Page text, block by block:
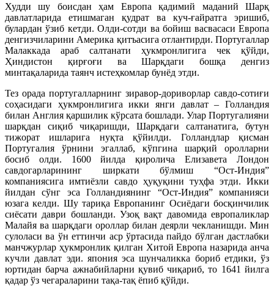
Худди шу боисдан ҳам Европа қадимий маданий Шарқ
давлатларида етишмаган қудрат ва куч-ғайратга эришиб,
булардан ўзиб кетди. Олди-сотди ва бойиш васвасаси Европа
денгизчиларини Америка қитъасига отлантирди. Португаллар
Малаккада араб салтанати ҳукмронлигига чек қўйди,
Ҳиндистон қирғоғи ва Шарқдаги бошқа денгиз
минтақаларида таянч истеҳкомлар бунёд этди.
Тез орада португалларнинг зиравор-дориворлар савдо-сотиғи
соҳасидаги ҳукмронлигига икки янги давлат – Голландия
билан Англия қаршилик кўрсата бошлади. Улар Португалияни
шарқдан сиқиб чиқаришди, Шарқдаги салтанатига, бутун
тижорат ишларига нуқта қўйилди. Голландлар қисман
Португалия ўрнини эгаллаб, кўпгина шарқий оролларни
босиб олди. 1600 йилда қиролича Елизавета Лондон
савдогарларининг ширкати бўлмиш “Ост-Индия”
компаниясига имтиёзли савдо ҳуқуқини туҳфа этди. Икки
йилдан сўнг эса Голландиянинг “Ост-Индия” компанияси
юзага келди. Шу тариқа Европанинг Осиёдаги босқинчилик
сиёсати даври бошланди. Узоқ вақт давомида европаликлар
Малайя ва шарқдаги ороллар билан деярли чекланишди. Мин
сулоласи ва ўн еттинчи аср ўртасида пайдо бўлган дастлабки
манчжурлар ҳукмронлик қилган Хитой Европа назарида анча
кучли давлат эди. япония эса шунчаликка бориб етдики, ўз
юртидан барча ажнабийларни қувиб чиқариб, то 1641 йилга
қадар ўз чегараларини тақа-тақ ёпиб қўйди.